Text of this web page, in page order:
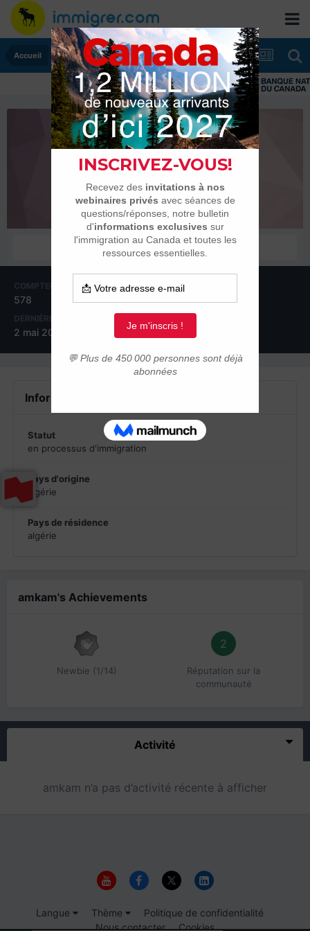
Accueil
amkam
Habitués
COMPTEUR DE CONTENUS
578
INSCRIPTION
1 septembre 2009
DERNIÈRE VISITE
2 mai 2011
Informations du profil
Statut
en processus d'immigration
Pays d'origine
algérie
Pays de résidence
algérie
amkam's Achievements
Newbie (1/14)
2
Réputation sur la
communauté
Activité
amkam n’a pas d’activité récente à afficher
Langue Thème
Politique de confidentialité
Nous contacter
Cookies